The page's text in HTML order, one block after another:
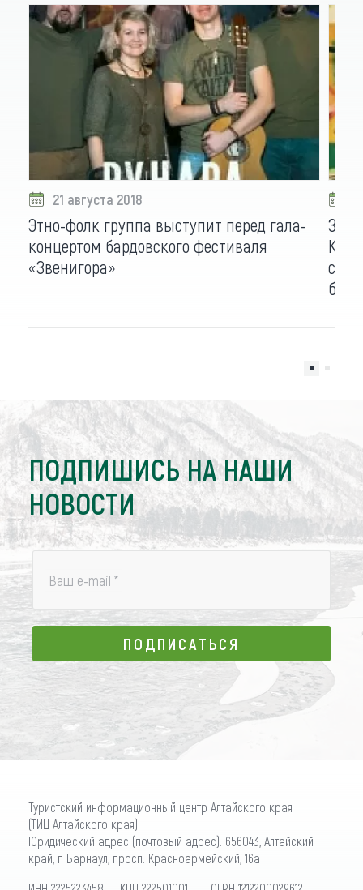
21 августа 2018
Этно-фолк группа выступит перед гала-
концертом бардовского фестиваля
«Звенигора»
ПОДПИШИСЬ НА НАШИ
НОВОСТИ
Ваш e-mail *
ПОДПИСАТЬСЯ
ПОДПИСАТЬСЯ
Туристский информационный центр Алтайского края
(ТИЦ Алтайского края)
Юридический адрес (почтовый адрес): 656043, Алтайский
край, г. Барнаул, просп. Красноармейский, 16а